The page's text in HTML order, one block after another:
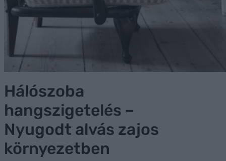
Hálószoba
hangszigetelés –
Nyugodt alvás zajos
környezetben